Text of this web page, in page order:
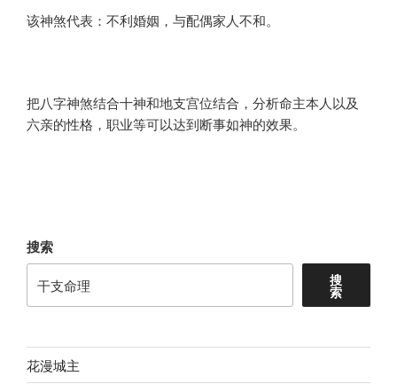
该神煞代表：不利婚姻，与配偶家人不和。
把八字神煞结合十神和地支宫位结合，分析命主本人以及
六亲的性格，职业等可以达到断事如神的效果。
搜索
搜
索
花漫城主